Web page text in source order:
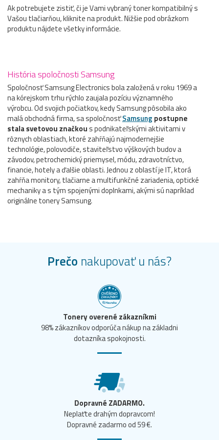
Ak potrebujete zistiť, či je Vami vybraný toner kompatibilný s
Vašou tlačiarňou, kliknite na produkt. Nižšie pod obrázkom
produktu nájdete všetky informácie.
História spoločnosti Samsung
Spoločnosť Samsung Electronics bola založená v roku 1969 a
na kórejskom trhu rýchlo zaujala pozíciu významného
výrobcu. Od svojich počiatkov, kedy Samsung pôsobila ako
malá obchodná firma, sa spoločnosťSamsung postupne
stala svetovou značkous podnikateľskými aktivitami v
rôznych oblastiach, ktoré zahŕňajú najmodernejšie
technológie, polovodiče, staviteľstvo výškových budov a
závodov, petrochemický priemysel, módu, zdravotníctvo,
financie, hotely a ďalšie oblasti. Jednou z oblastí je IT, ktorá
zahŕňa monitory, tlačiarne a multifunkčné zariadenia, optické
mechaniky a s tým spojenými doplnkami, akými sú napríklad
originálne tonery Samsung.
Prečo nakupovať u nás?
Tonery overené zákazníkmi
98% zákazníkov odporúča nákup na základni
dotazníka spokojnosti.
Dopravné ZADARMO.
Neplaťte drahým dopravcom!
Dopravné zadarmo od 59 €.